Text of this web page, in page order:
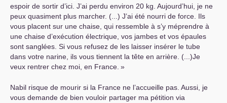
espoir de sortir d’ici. J’ai perdu environ 20 kg. Aujourd’hui, je ne
peux quasiment plus marcher. (...) J’ai été nourri de force. Ils
vous placent sur une chaise, qui ressemble à s’y méprendre à
une chaise d’exécution électrique, vos jambes et vos épaules
sont sanglées. Si vous refusez de les laisser insérer le tube
dans votre narine, ils vous tiennent la tête en arrière. (...)Je
veux rentrer chez moi, en France. »
Nabil risque de mourir si la France ne l’accueille pas. Aussi, je
vous demande de bien vouloir partager ma pétition via